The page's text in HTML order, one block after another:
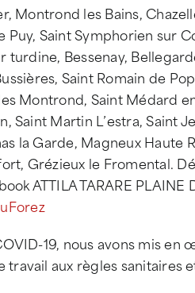
Montrond les Bains,
Saint Symphorien sur
turdine, Bessenay,
Saint Romain de
Montrond, Saint Médard
Saint Martin L’estra, Saint
la Garde, Magneux Haute
Grézieux le Fromental.
ATTILA TARARE PLAINE
19, nous avons mis en
aux règles sanitaires